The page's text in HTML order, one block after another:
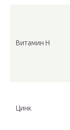
Витамин Н
Цинк